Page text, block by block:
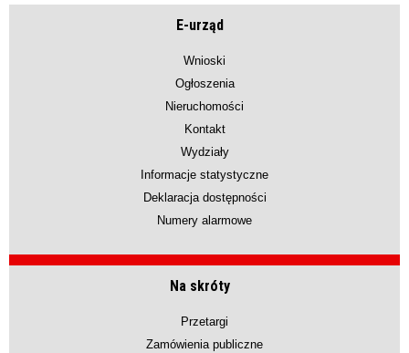
E-urząd
Wnioski
Ogłoszenia
Nieruchomości
Kontakt
Wydziały
Informacje statystyczne
Deklaracja dostępności
Numery alarmowe
Na skróty
Przetargi
Zamówienia publiczne